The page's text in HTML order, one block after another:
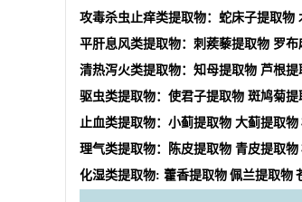
攻毒杀虫止痒类提取物：蛇床子提取物
平肝息风类提取物：刺蒺藜提取物 罗布
清热泻火类提取物：知母提取物 芦根提
驱虫类提取物：使君子提取物 斑鸠菊提
止血类提取物：小蓟提取物 大蓟提取物
理气类提取物：陈皮提取物 青皮提取物
化湿类提取物: 藿香提取物 佩兰提取物